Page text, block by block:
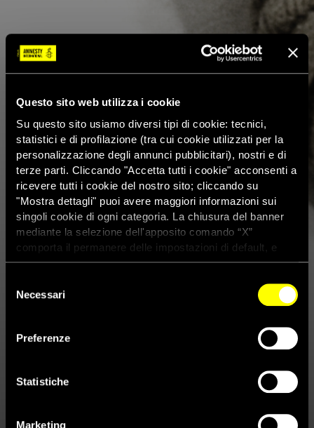
Questo sito web utilizza i cookie
Su questo sito usiamo diversi tipi di cookie: tecnici,
statistici e di profilazione (tra cui cookie utilizzati per la
personalizzazione degli annunci pubblicitari), nostri e di
terze parti. Cliccando "Accetta tutti i cookie" acconsenti a
ricevere tutti i cookie del nostro sito; cliccando su
"Mostra dettagli" puoi avere maggiori informazioni sui
singoli cookie di ogni categoria. La chiusura del banner
mediante la selezione dell'apposito comando “X”
comporta il permanere delle impostazioni di default, e
dunque la continuazione della navigazione con i cookie
dei cookie attivi sul sito clicca
delNecessari
Preferenze
Statistiche
Marketing
pena di morte: almeno 20 stati
la usano per reati di terrorismo